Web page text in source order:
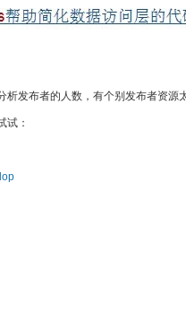
析发布者的人数，有个别发布者资
试：